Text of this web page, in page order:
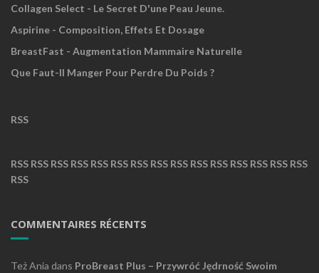
Collagen Select - Le Secret D'une Peau Jeune.
Aspirine - Composition, Effets Et Dosage
BreastFast - Augmentation Mammaire Naturelle
Que Faut-Il Manger Pour Perdre Du Poids ?
RSS
RSS RSS RSS RSS RSS RSS RSS RSS RSS RSS RSS RSS RSS RSS RSS
RSS
COMMENTAIRES RÉCENTS
Też Ania dans ProBreast Plus – Przywróć Jędrność Swoim